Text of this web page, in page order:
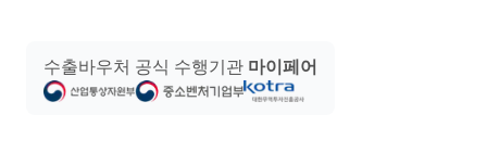
수출바우처 공식 수행기관 마이페어